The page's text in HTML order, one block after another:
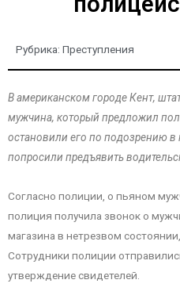
Рубрика: Преступления
В американском городе Кент,
мужчина, который предложил
остановили его по подозрению
попросили предъявить
Согласно полиции, о пьяном
полиция получила звонок о
магазина в нетрезвом
Сотрудники полиции
утверждение свидетелей.